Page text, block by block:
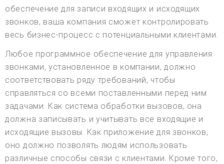
обеспечение для записи входящих и исходящих
звонков, ваша компания сможет контролировать
весь бизнес-процесс с потенциальными клиентами.
Любое программное обеспечение для управления
звонками, установленное в компании, должно
соответствовать ряду требований, чтобы
справляться со всеми поставленными перед ним
задачами. Как система обработки вызовов, она
должна записывать и учитывать все входящие и
исходящие вызовы. Как приложение для звонков,
оно должно позволять людям использовать
различные способы связи с клиентами. Кроме того,